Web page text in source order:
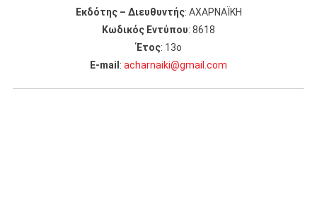
Εκδότης – Διευθυντής: ΑΧΑΡΝΑΪΚΗ
Κωδικός Εντύπου: 8618
Έτος: 13ο
Ε-mail : acharnaiki@gmail.com